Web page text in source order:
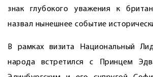
знак глубокого уважения к
назвал нынешнее событие
В рамках визита Национальный
народа встретился с Принцем